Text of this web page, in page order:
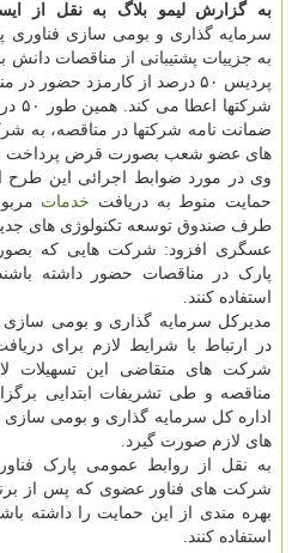
به گزارش لیمو بلاگ به نقل از
سرمایه گذاری و بومی سازی فناوری
به جزییات پشتیبانی از مناقصات دانش
پردیس ۵۰ درصد از کارمزد
ضمانت نامه شرکتها در مناقصه،
های عضو شعب بصورت قرض پرداخت
وی در مورد ضوابط اجرائی این طرح
حمایت منوط به دریافت خدمات
طرف صندوق توسعه تکنولوژی های
عسگری افزود: شرکت هایی که
پارک در مناقصات حضور داشته
استفاده کنند.
مدیرکل سرمایه گذاری و بومی سازی
در ارتباط با شرایط لازم برای
شرکت های متقاضی این تسهیلات
مناقصه و طی تشریفات ابتدایی
اداره کل سرمایه گذاری و بومی سازی
های لازم صورت گیرد.
به نقل از روابط عمومی پارک
شرکت های فناور عضوی که پس از
بهره مندی از این حمایت را داشته
استفاده کنند.